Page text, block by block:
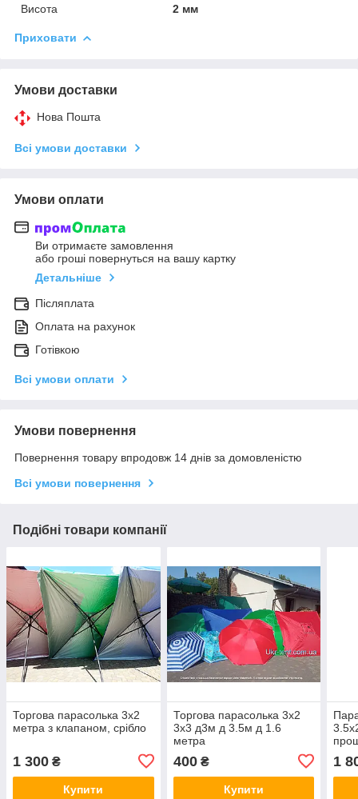
Висота
2 мм
Приховати
Умови доставки
Нова Пошта
Всі умови доставки
Умови оплати
Ви отримаєте замовлення
або гроші повернуться на вашу картку
Детальніше
Післяплата
Оплата на рахунок
Готівкою
Всі умови оплати
Умови повернення
Повернення товару впродовж 14 днів за домовленістю
Всі умови повернення
Подібні товари компанії
Торгова парасолька 3х2
метра з клапаном, срібло
1 300 ₴
Купити
Торгова парасолька 3х2
3х3 д3м д 3.5м д 1.6
метра
400₴
Купити
1